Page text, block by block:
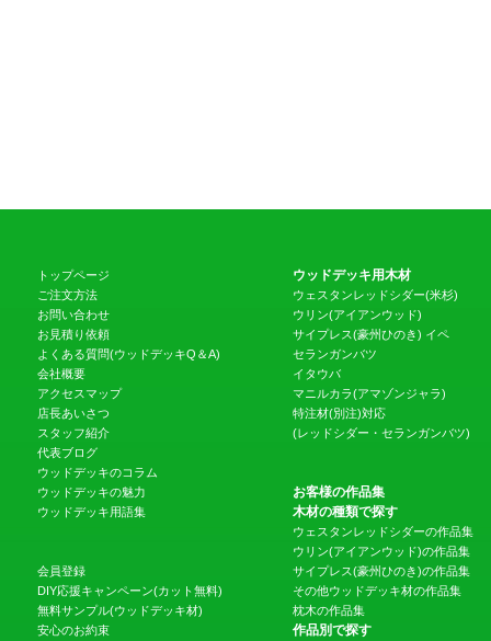
トップページ
ご注文方法
お問い合わせ
お見積り依頼
よくある質問(ウッドデッキQ＆A)
会社概要
アクセスマップ
店長あいさつ
スタッフ紹介
代表ブログ
ウッドデッキのコラム
ウッドデッキの魅力
ウッドデッキ用語集
会員登録
DIY応援キャンペーン(カット無料)
無料サンプル(ウッドデッキ材)
安心のお約束
ウッドデッキ用木材
ウェスタンレッドシダー(米杉)
ウリン(アイアンウッド)
サイプレス(豪州ひのき) イペ
セランガンバツ
イタウバ
マニルカラ(アマゾンジャラ)
特注材(別注)対応
(レッドシダー・セランガンバツ)
お客様の作品集
木材の種類で探す
ウェスタンレッドシダーの作品集
ウリン(アイアンウッド)の作品集
サイプレス(豪州ひのき)の作品集
その他ウッドデッキ材の作品集
枕木の作品集
作品別で探す